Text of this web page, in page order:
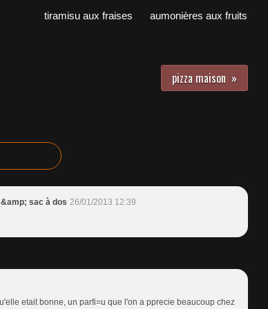
tiramisu aux fraises aumonières aux fruits
pizza maison
sac à dos 26/01/2013 12:39
etait bonne, un parfi=u que l'on a pprecie beaucoup chez